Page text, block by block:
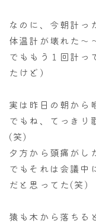
なのに、今朝計っ
体温計が壊れた～
でももう１回計っ
たけど）
実は昨日の朝から
でもね、てっきり
(笑)
夕方から頭痛がし
でもそれは会議中
だと思ってた(笑)
猿も木から落ちる